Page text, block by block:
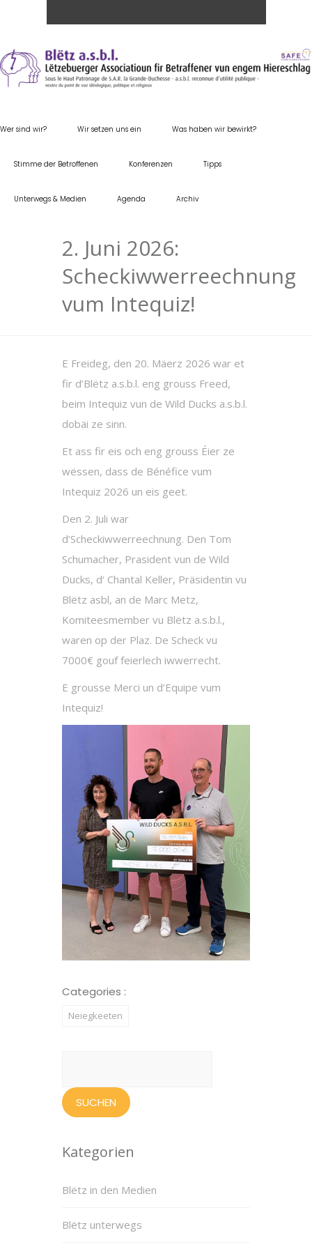
Wer sind wir? Wir setzen uns ein Was haben wir bewirkt?
Stimme der Betroffenen Konferenzen Tipps
Unterwegs & Medien Agenda Archiv
2. Juni 2026:
Scheckiwwerreechnung
vum Intequiz!
E Freideg, den 20. Mäerz 2026 war et
fir d’Blëtz a.s.b.l. eng grouss Freed,
beim Intequiz vun de Wild Ducks a.s.b.l.
dobäi ze sinn.
Et ass fir eis och eng grouss Éier ze
wëssen, dass de Bénéfice vum
Intequiz 2026 un eis geet.
Den 2. Juli war
d’Scheckiwwerreechnung. Den Tom
Schumacher, Prasident vun de Wild
Ducks, d‘ Chantal Keller, Präsidentin vu
Blëtz asbl, an de Marc Metz,
Komiteesmember vu Blëtz a.s.b.l.,
waren op der Plaz. De Scheck vu
7000€ gouf feierlech iwwerrecht.
E grousse Merci un d’Equipe vum
Intequiz!
Categories :
Neiegkeeten
Kategorien
Blëtz in den Medien
Blëtz unterwegs